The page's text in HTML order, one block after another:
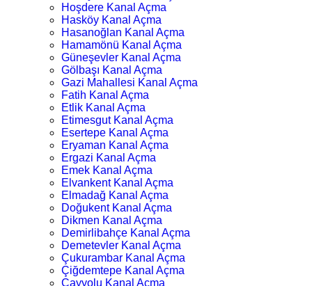
Hoşdere Kanal Açma
Hasköy Kanal Açma
Hasanoğlan Kanal Açma
Hamamönü Kanal Açma
Güneşevler Kanal Açma
Gölbaşı Kanal Açma
Gazi Mahallesi Kanal Açma
Fatih Kanal Açma
Etlik Kanal Açma
Etimesgut Kanal Açma
Esertepe Kanal Açma
Eryaman Kanal Açma
Ergazi Kanal Açma
Emek Kanal Açma
Elvankent Kanal Açma
Elmadağ Kanal Açma
Doğukent Kanal Açma
Dikmen Kanal Açma
Demirlibahçe Kanal Açma
Demetevler Kanal Açma
Çukurambar Kanal Açma
Çiğdemtepe Kanal Açma
Çayyolu Kanal Açma